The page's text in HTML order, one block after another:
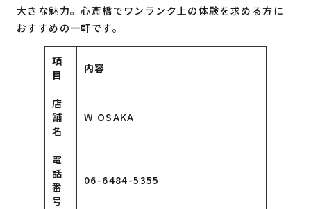
大きな魅力。心斎橋でワンランク上の体験を求める方に
おすすめの一軒です。
項
目
内容
店
舗
名
W OSAKA
電
話
番
号
06-6484-5355